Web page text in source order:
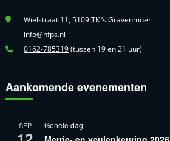
Wielstraat 11, 5109 TK ’s Gravenmoer
info@nfps.nl
0162-785319(tussen 19 en 21 uur)
Aankomende evenementen
SEP Gehele dag